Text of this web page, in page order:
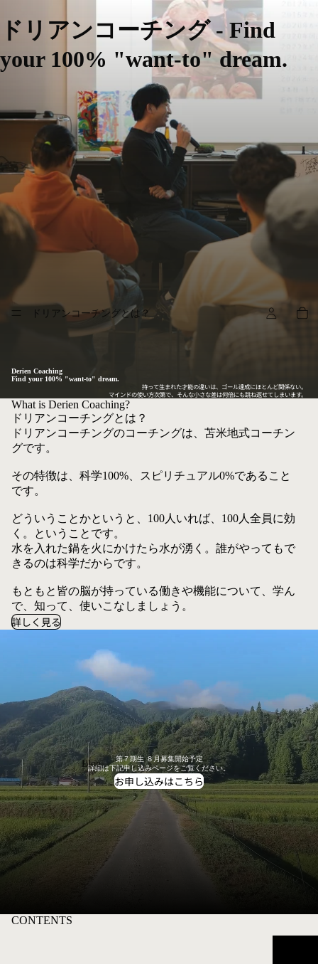
ドリアンコーチング - Find
your 100% "want-to" dream.
ドリアンコーチングとは？
Blog
Derien Coaching
Find your 100% "want-to" dream.
持って生まれた才能の違いは、ゴール達成にほとんど関係ない。
マインドの使い方次第で、そんな小さな差は何倍にも跳ね返せてしまいます。
What is Derien Coaching?
ドリアンコーチングとは？
ドリアンコーチングのコーチングは、苫米地式コーチン
グです。
その特徴は、科学100%、スピリチュアル0%であること
です。
どういうことかというと、100人いれば、100人全員に効
く。ということです。
水を入れた鍋を火にかけたら水が湧く。誰がやってもで
きるのは科学だからです。
もともと皆の脳が持っている働きや機能について、学ん
で、知って、使いこなしましょう。
詳しく見る
第７期生 ８月募集開始予定
詳細は下記申し込みページをご覧ください。
お申し込みはこちら
CONTENTS